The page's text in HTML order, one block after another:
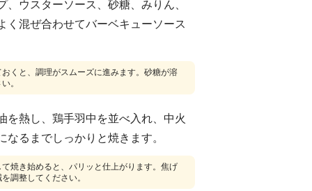
、ウスターソース、砂糖、みりん、
く混ぜ合わせてバーベキューソース
くと、調理がスムーズに進みます。砂糖が溶
。
を熱し、鶏手羽中を並べ入れ、中火
るまでしっかりと焼きます。
焼き始めると、パリッと仕上がります。焦げ
調整してください。